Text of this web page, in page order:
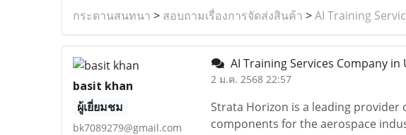
กระดานสนทนา > สอบถามเรื่องการจัดส่งสินค้า >AI Training
basit khan
ผู้เยี่ยมชม
bk7089279@gmail.com
AI Training Services Company in
2 ม.ค. 2568 22:57
Strata Horizon is a leading
components for the aerospace